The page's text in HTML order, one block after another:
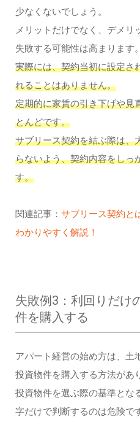
少なくないでしょう。
メリットだけでなく、デメリ
失敗する可能性は高まります。
実際には、契約当初に設定さ
れることはありません。
定期的に家賃の引き下げや見
とんどです。
サブリース契約を結ぶ際は、
らないよう、契約内容をしっ
す。
関連記事： サブリース契約と
わかりやすく解説！
失敗例3：利回りだけ
件を購入する
アパート経営の始め方は、土
投資物件を購入する方法があ
投資物件を選ぶ際の基準とな
字だけで判断するのは危険で